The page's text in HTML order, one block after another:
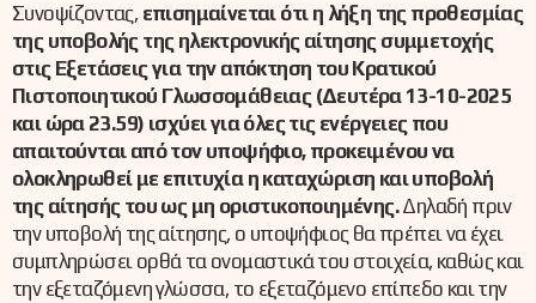
Συνοψίζοντας, επισημαίνεται ότι η λήξη της προθεσμίας
της υποβολής της ηλεκτρονικής αίτησης συμμετοχής
στις Εξετάσεις για την απόκτηση του Κρατικού
Πιστοποιητικού Γλωσσομάθειας (Δευτέρα 13-10-2025
και ώρα 23.59) ισχύει για όλες τις ενέργειες που
απαιτούνται από τον υποψήφιο, προκειμένου να
ολοκληρωθεί με επιτυχία η καταχώριση και υποβολή
της αίτησής του ως μη οριστικοποιημένης.Δηλαδή πριν
την υποβολή της αίτησης, ο υποψήφιος θα πρέπει να έχει
συμπληρώσει ορθά τα ονομαστικά του στοιχεία, καθώς και
την εξεταζόμενη γλώσσα, το εξεταζόμενο επίπεδο και την